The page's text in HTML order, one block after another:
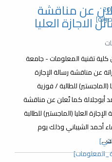
عن مناقشة
الاجازة العليا
كلية تقنية المعلومات - جامعة
عن مناقشة رسالة الإجازة
(الماجستير) للطالبة / فوزية
أبوجلالة كما تٌعلن عن مناقشة
الإجازة العليا (الماجستير) للطالبة
أحمد الشيباني وذلك يوم